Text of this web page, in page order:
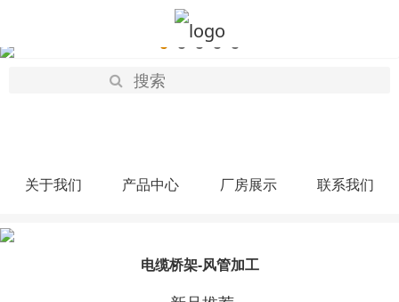
关于我们 产品中心 厂房展示 联系我们
电缆桥架-风管加工